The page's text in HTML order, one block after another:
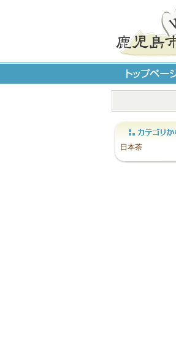
トップページ
カテゴリから探す
日本茶